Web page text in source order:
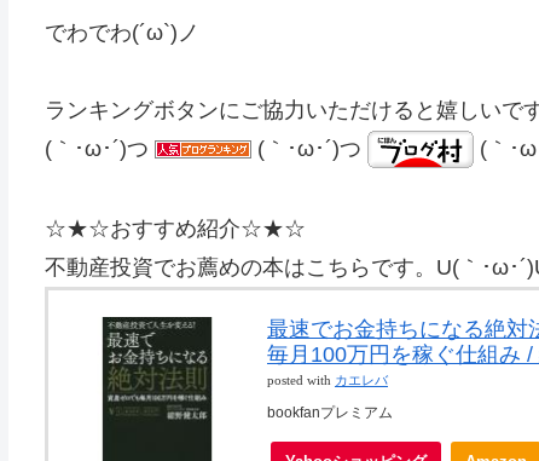
でわでわ(´ω`)ノ
ランキングボタンにご協力いただけると嬉しいで
(｀･ω･´)つ
(｀･ω･´)つ (｀･ω
☆★☆おすすめ紹介☆★☆
不動産投資でお薦めの本はこちらです。U(｀･ω･
最速でお金持ちになる絶対
毎月100万円を稼ぐ仕組み /
posted with カエレバ
bookfanプレミアム